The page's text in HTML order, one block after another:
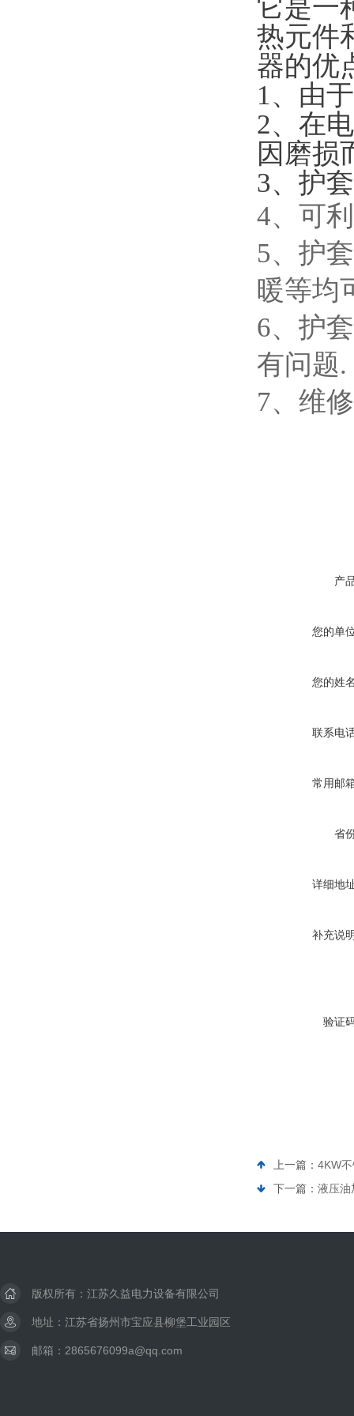
它是一
热元件
器的优
1、由
2、在
因磨损
3、护
4、可
5、护
暖等均
6、护
有问题.
7、维
产
您的单
您的姓
联系电
常用邮
省
详细地
补充说
验证
上一篇： 4KW
下一篇： 液压油
版权所有：江苏久益电力设备有限公司
地址：江苏省扬州市宝应县柳堡工业园区
邮箱：2865676099a@qq.com